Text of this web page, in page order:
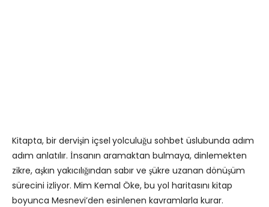
Kitapta, bir dervişin içsel yolculuğu sohbet üslubunda adım
adım anlatılır. İnsanın aramaktan bulmaya, dinlemekten
zikre, aşkın yakıcılığından sabır ve şükre uzanan dönüşüm
sürecini izliyor. Mim Kemal Öke, bu yol haritasını kitap
boyunca Mesnevi’den esinlenen kavramlarla kurar.